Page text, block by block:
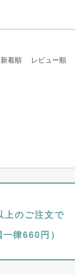
新着順 レビュー順
上のご注文で
一律660円）